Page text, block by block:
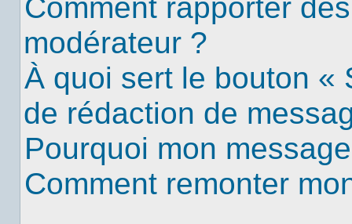
Comment rapporter
modérateur ?
À quoi sert le bouton «
de rédaction de
Pourquoi mon
Comment remonter